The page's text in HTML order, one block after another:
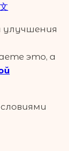
улучшения
это, а